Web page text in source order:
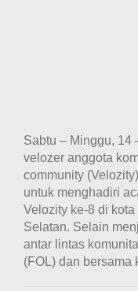
Sabtu – Minggu, 14
velozer anggota
community
untuk menghadiri
Velozity ke-8 di
Selatan. Selain
antar lintas
(FOL) dan bersama